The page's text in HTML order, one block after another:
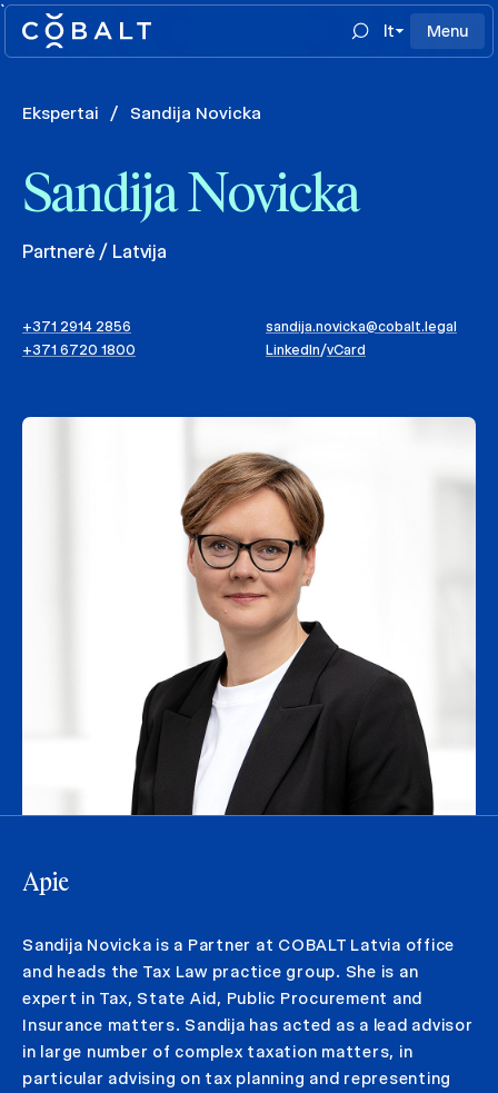
`
lt
Menu
Ekspertai / Sandija Novicka
Sandija Novicka
Partnerė / Latvija
+371 2914 2856
+371 6720 1800
sandija.novicka@cobalt.legal
LinkedIn/vCard
Apie
Sandija Novicka is a Partner at COBALT Latvia office
and heads the Tax Law practice group. She is an
expert in Tax, State Aid, Public Procurement and
Insurance matters. Sandija has acted as a lead advisor
in large number of complex taxation matters, in
particular advising on tax planning and representing